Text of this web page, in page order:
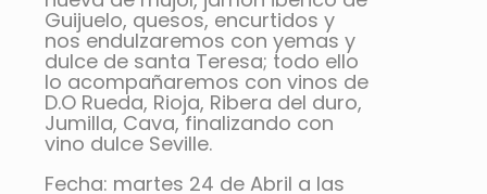
Guijuelo, quesos, encurtidos y
nos endulzaremos con yemas y
dulce de santa Teresa; todo ello
lo acompañaremos con vinos de
D.O Rueda, Rioja, Ribera del duro,
Jumilla, Cava, finalizando con
vino dulce Seville.
Fecha: martes 24 de Abril a las